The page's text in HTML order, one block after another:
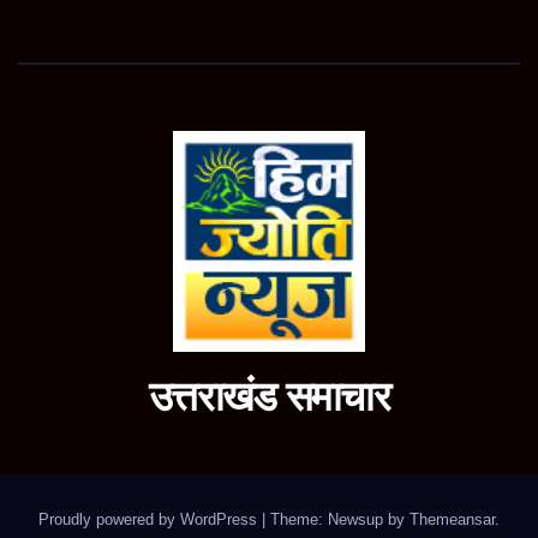
उत्तराखंड समाचार
Proudly powered by WordPress Theme: Newsup by Themeansar.